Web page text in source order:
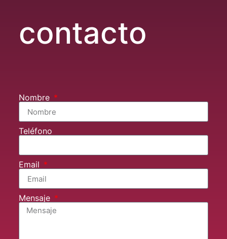
contacto
Nombre
Teléfono
Email
Mensaje